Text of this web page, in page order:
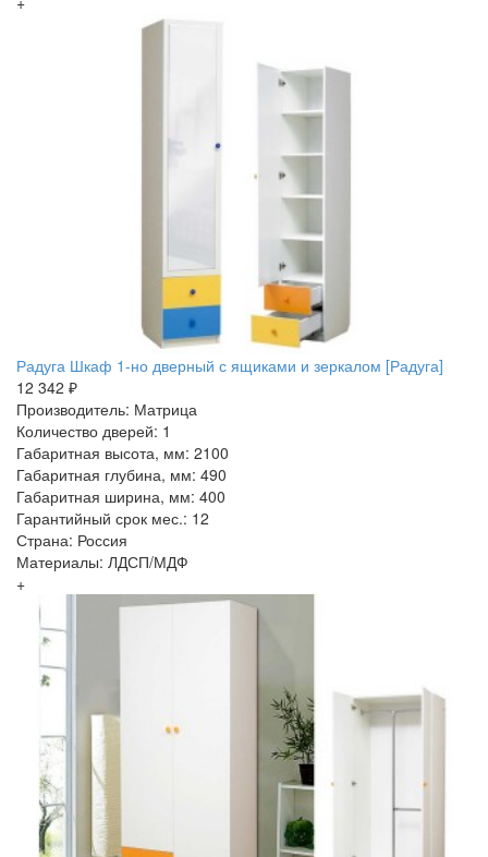
Радуга Шкаф 1-но дверный с ящиками и зеркалом [Радуга]
12 342 ₽
Производитель: Матрица
Количество дверей: 1
Габаритная высота, мм: 2100
Габаритная глубина, мм: 490
Габаритная ширина, мм: 400
Гарантийный срок мес.: 12
Страна: Россия
Материалы: ЛДСП/МДФ
+